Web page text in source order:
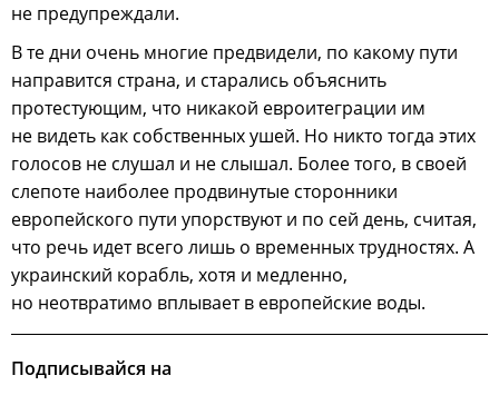
не предупреждали.
В те дни очень многие предвидели, по какому пути
направится страна, и старались объяснить
протестующим, что никакой евроитеграции им
не видеть как собственных ушей. Но никто тогда этих
голосов не слушал и не слышал. Более того, в своей
слепоте наиболее продвинутые сторонники
европейского пути упорствуют и по сей день, считая,
что речь идет всего лишь о временных трудностях. А
украинский корабль, хотя и медленно,
но неотвратимо вплывает в европейские воды.
Подписывайся на